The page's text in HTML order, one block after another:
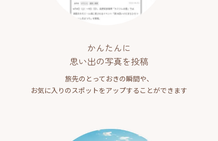
かんたんに
思い出の写真を投稿
旅先のとっておきの瞬間や、
お気に入りのスポットをアップすることができます